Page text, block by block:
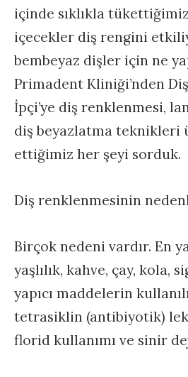
içinde sıklıkla
içecekler diş rengini
bembeyaz dişler için ne
Primadent Kliniği’nden
İpçi’ye diş renklenmesi,
diş beyazlatma teknikleri
ettiğimiz her şeyi sorduk.
Diş renklenmesinin
Birçok nedeni vardır. En
yaşlılık, kahve, çay, kola,
yapıcı maddelerin
tetrasiklin (antibiyotik)
florid kullanımı ve sinir